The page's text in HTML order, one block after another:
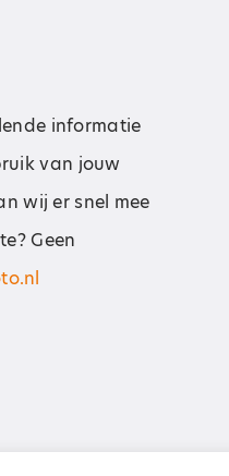
informatie
van jouw
wij er snel mee
Geen